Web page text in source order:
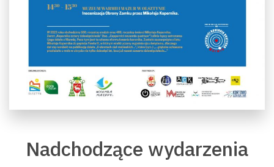
Nadchodzące wydarzenia